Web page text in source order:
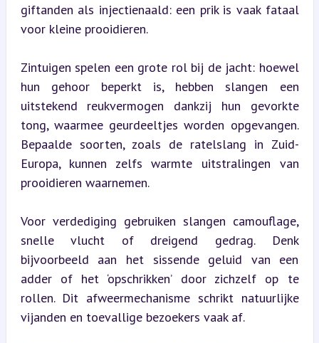
giftanden als injectienaald: een prik is vaak fataal
voor kleine prooidieren.
Zintuigen spelen een grote rol bij de jacht: hoewel
hun gehoor beperkt is, hebben slangen een
uitstekend reukvermogen dankzij hun gevorkte
tong, waarmee geurdeeltjes worden opgevangen.
Bepaalde soorten, zoals de ratelslang in Zuid-
Europa, kunnen zelfs warmte uitstralingen van
prooidieren waarnemen.
Voor verdediging gebruiken slangen camouflage,
snelle vlucht of dreigend gedrag. Denk
bijvoorbeeld aan het sissende geluid van een
adder of het ‘opschrikken’ door zichzelf op te
rollen. Dit afweermechanisme schrikt natuurlijke
vijanden en toevallige bezoekers vaak af.